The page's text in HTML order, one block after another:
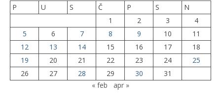
P
U S Č P S
N
1
2 3
4
5
6 7 8 9 10
11
12
13 14 15 16 17
18
19
20 21 22 23 24
25
26
27 28 29 30
31
« feb
apr »